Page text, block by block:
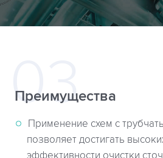
Преимущества
Применение схем с
позволяет достигать
эффективности очистки